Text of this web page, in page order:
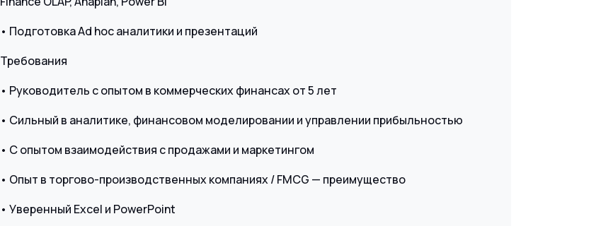
• Подготовка Ad hoc аналитики и презентаций
Требования
• Руководитель с опытом в коммерческих финансах от 5 лет
• Сильный в аналитике, финансовом моделировании и управлении прибыльностью
• С опытом взаимодействия с продажами и маркетингом
• Опыт в торгово-производственных компаниях / FMCG — преимущество
• Уверенный Excel и PowerPoint